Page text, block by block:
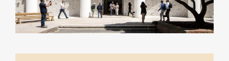
ΔΙΔΑΚΤΟΡΙΚΑ